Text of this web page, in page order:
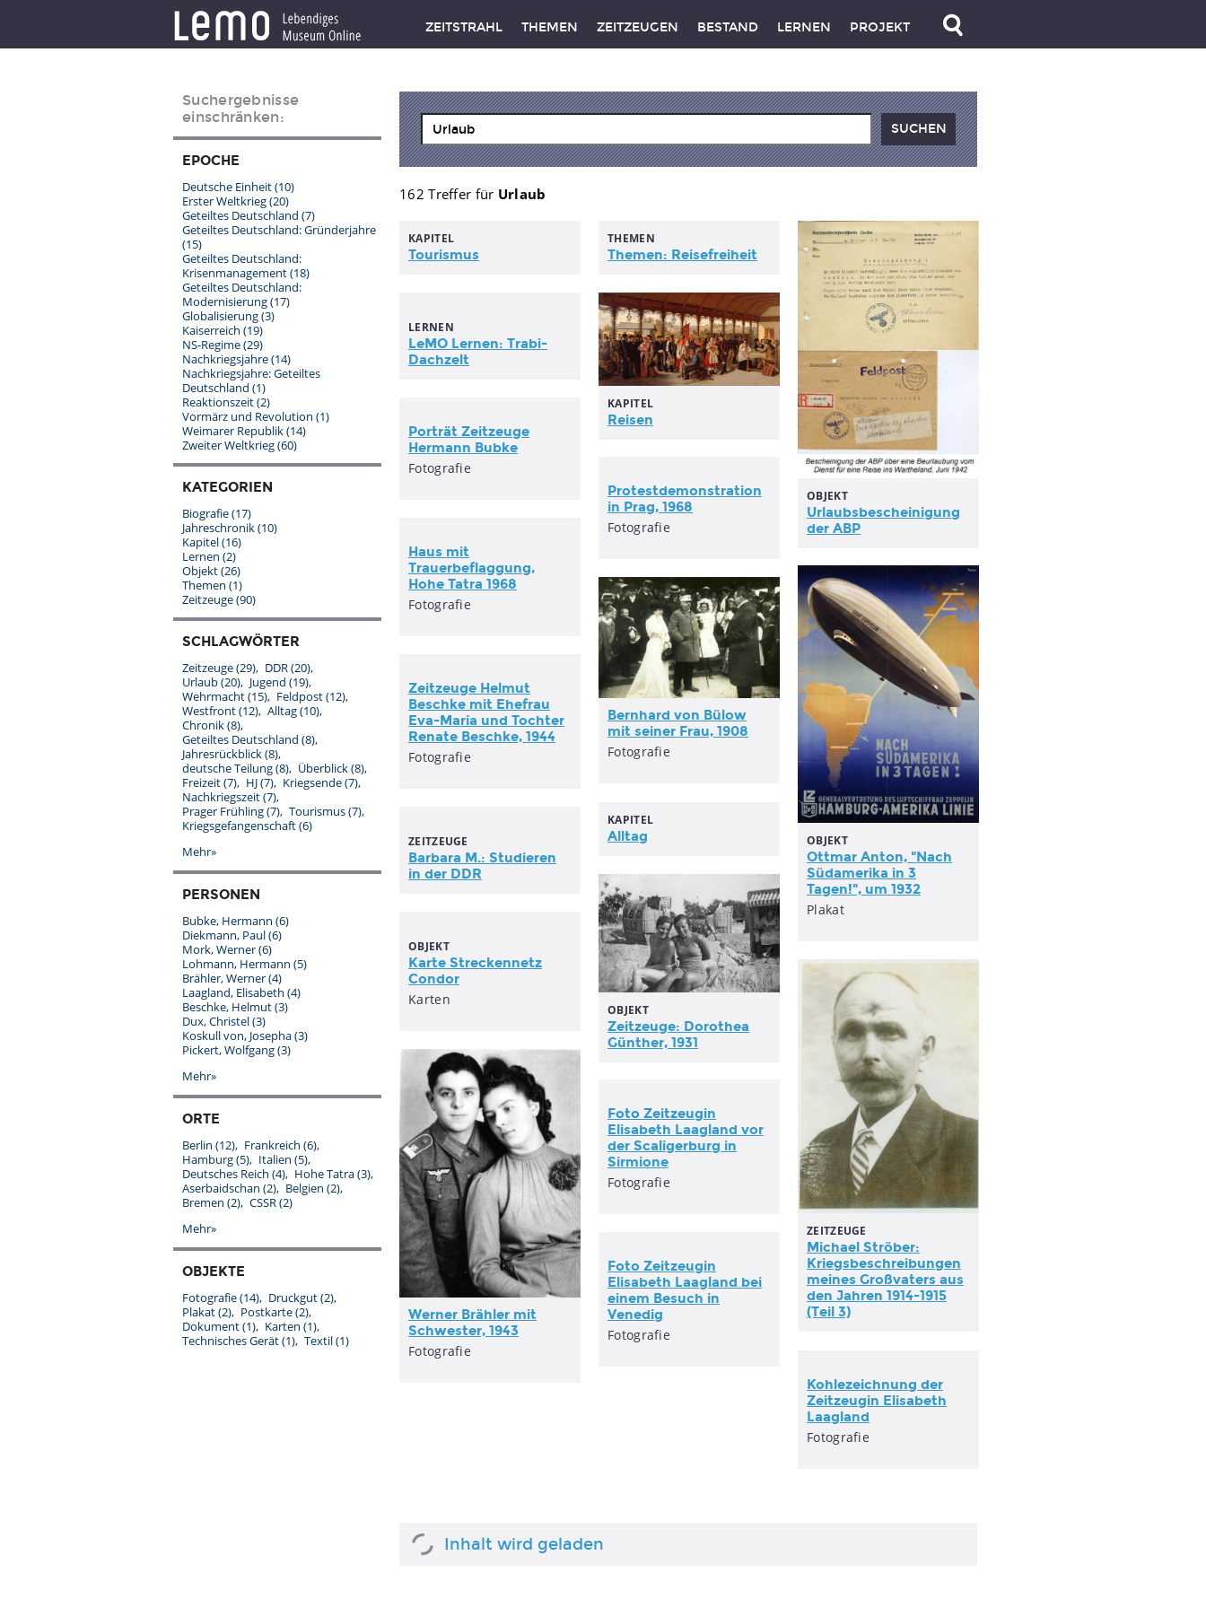
ZEITSTRAHL THEMEN ZEITZEUGEN BESTAND LERNEN PROJEKT
162 Treffer für Urlaub
KAPITEL
Tourismus
THEMEN
Themen: Reisefreiheit
OBJEKT
Urlaubsbescheinigung
der ABP
LERNEN
LeMO Lernen: Trabi-
Dachzelt
KAPITEL
Reisen
Porträt Zeitzeuge
Hermann Bubke
Fotografie
Protestdemonstration
in Prag, 1968
Fotografie
Haus mit
Trauerbeflaggung,
Hohe Tatra 1968
Fotografie
OBJEKT
Ottmar Anton, "Nach
Südamerika in 3
Tagen!", um 1932
Plakat
Bernhard von Bülow
mit seiner Frau, 1908
Fotografie
Zeitzeuge Helmut
Beschke mit Ehefrau
Eva-Maria und Tochter
Renate Beschke, 1944
Fotografie
KAPITEL
Alltag
ZEITZEUGE
Barbara M.: Studieren
in der DDR
OBJEKT
Zeitzeuge: Dorothea
Günther, 1931
OBJEKT
Karte Streckennetz
Condor
Karten
ZEITZEUGE
Michael Ströber:
Kriegsbeschreibungen
meines Großvaters aus
den Jahren 1914-1915
(Teil 3)
Werner Brähler mit
Schwester, 1943
Fotografie
Foto Zeitzeugin
Elisabeth Laagland vor
der Scaligerburg in
Sirmione
Fotografie
Foto Zeitzeugin
Elisabeth Laagland bei
einem Besuch in
Venedig
Fotografie
Kohlezeichnung der
Zeitzeugin Elisabeth
Laagland
Fotografie
Inhalt wird geladen
Suchergebnisse
einschränken:
EPOCHE
Deutsche Einheit(10)
Erster Weltkrieg(20)
Geteiltes Deutschland (7)
Geteiltes Deutschland: Gründerjahre
(15)
Geteiltes Deutschland:
Krisenmanagement(18)
Geteiltes Deutschland:
Modernisierung(17)
Globalisierung(3)
Kaiserreich (19)
NS-Regime(29)
Nachkriegsjahre(14)
Nachkriegsjahre: Geteiltes
Deutschland (1)
Reaktionszeit(2)
Vormärz und Revolution (1)
Weimarer Republik(14)
Zweiter Weltkrieg(60)
KATEGORIEN
Biografie(17)
Jahreschronik(10)
Kapitel(16)
Lernen (2)
Objekt(26)
Themen (1)
Zeitzeuge(90)
SCHLAGWÖRTER
Zeitzeuge(29) DDR(20)
Urlaub(20) Jugend (19)
Wehrmacht(15) Feldpost(12)
Westfront(12) Alltag(10)
Chronik(8)
Geteiltes Deutschland (8)
Jahresrückblick(8)
deutsche Teilung(8) Überblick(8)
Freizeit(7) HJ(7) Kriegsende(7)
Nachkriegszeit(7)
Prager Frühling(7) Tourismus(7)
Kriegsgefangenschaft(6)
Mehr»
PERSONEN
Bubke, Hermann (6)
Diekmann, Paul(6)
Mork, Werner(6)
Lohmann, Hermann (5)
Brähler, Werner(4)
Laagland, Elisabeth (4)
Beschke, Helmut(3)
Dux, Christel(3)
Koskull von, Josepha(3)
Pickert, Wolfgang(3)
Mehr»
ORTE
Berlin (12) Frankreich (6)
Hamburg(5) Italien (5)
Deutsches Reich (4) Hohe Tatra(3)
Aserbaidschan (2) Belgien (2)
Bremen (2) CSSR(2)
Mehr»
OBJEKTE
Fotografie(14) Druckgut(2)
Plakat(2) Postkarte(2)
Dokument(1) Karten (1)
Technisches Gerät(1) Textil(1)